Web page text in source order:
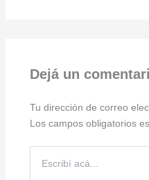
Dejá un
Tu dirección de correo
Los campos obligatorios
acá...